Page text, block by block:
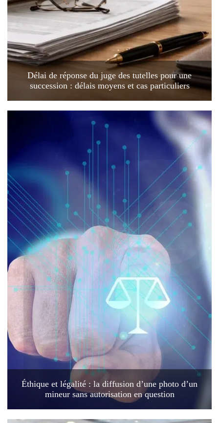
Délai de réponse du juge des tutelles pour une
succession : délais moyens et cas particuliers
Éthique et légalité : la diffusion d’une photo d’un
mineur sans autorisation en question